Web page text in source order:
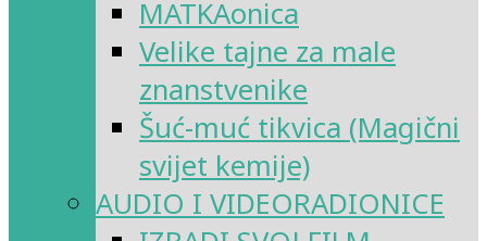
MATKAonica
Velike tajne za male
znanstvenike
Šuć-muć tikvica (Magični
svijet kemije)
AUDIO I VIDEORADIONICE